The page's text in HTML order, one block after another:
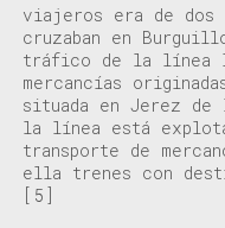
viajeros era de dos
cruzaban en
tráfico de la línea
mercancías
situada en Jerez de
la línea está
transporte de
ella trenes con
[5]